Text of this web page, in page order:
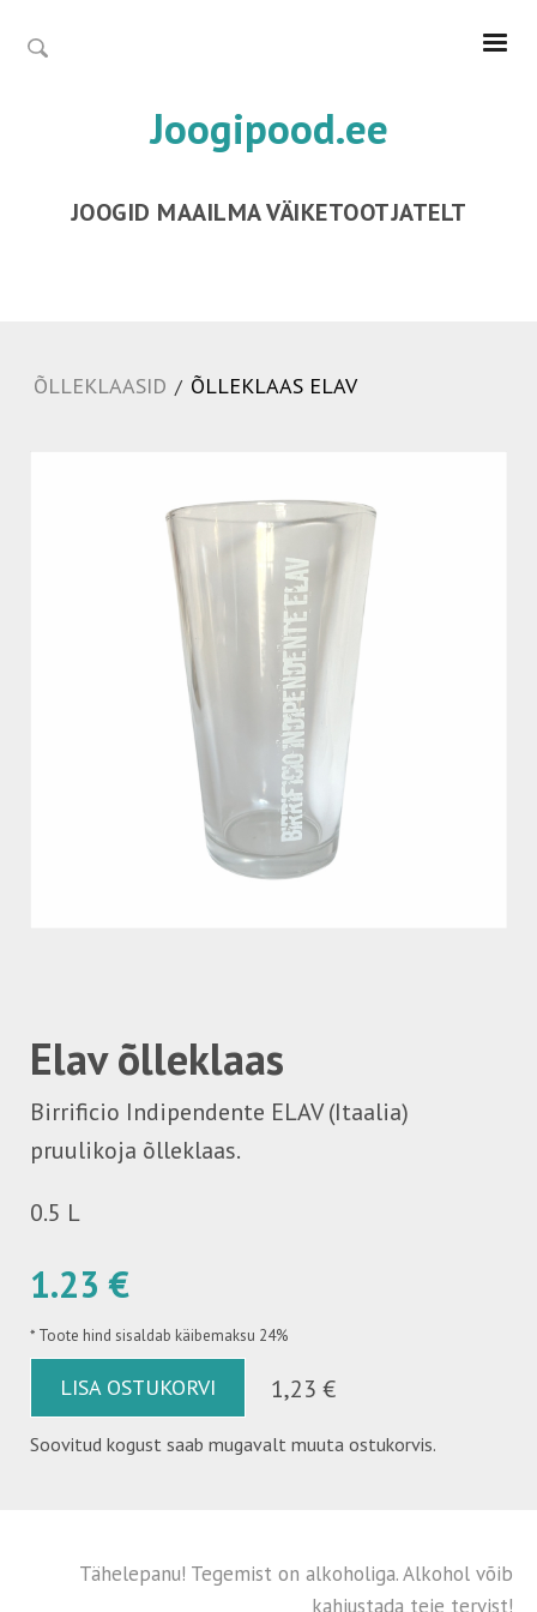
Joogipood.ee
JOOGID MAAILMA VÄIKETOOTJATELT
ÕLLEKLAASID / ÕLLEKLAAS ELAV
Elav õlleklaas
Birrificio Indipendente ELAV (Itaalia)
pruulikoja õlleklaas.
0.5 L
1.23 €
* Toote hind sisaldab käibemaksu 24%
LISA OSTUKORVI 1,23 €
Soovitud kogust saab mugavalt muuta ostukorvis.
Tähelepanu! Tegemist on alkoholiga. Alkohol võib
kahjustada teie tervist!